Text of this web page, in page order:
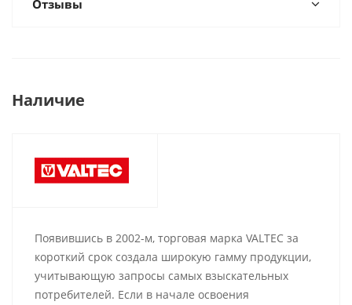
Отзывы
Наличие
Появившись в 2002-м, торговая марка VALTEC за
короткий срок создала широкую гамму продукции,
учитывающую запросы самых взыскательных
потребителей. Если в начале освоения